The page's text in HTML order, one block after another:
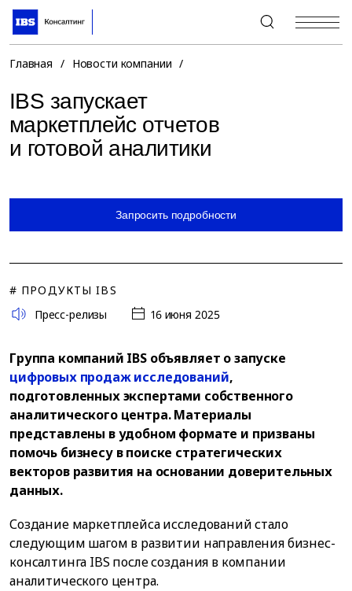
+7 (495) 967-80-80
Главная / Новости компании /
IBS запускает
маркетплейс отчетов
и готовой аналитики
Запросить подробности
# ПРОДУКТЫ IBS
Пресс-релизы
16 июня 2025
Группа компаний IBS объявляет о запуске
цифровых продаж исследований,
подготовленных экспертами собственного
аналитического центра. Материалы
представлены в удобном формате и призваны
помочь бизнесу в поиске стратегических
векторов развития на основании доверительных
данных.
Создание маркетплейса исследований стало
следующим шагом в развитии направления бизнес-
консалтинга IBS после создания в компании
аналитического центра.